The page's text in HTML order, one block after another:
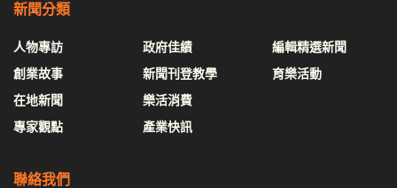
新聞分類
人物專訪
創業故事
在地新聞
專家觀點
政府佳績
新聞刊登教學
樂活消費
產業快訊
編輯精選新聞
育樂活動
聯絡我們